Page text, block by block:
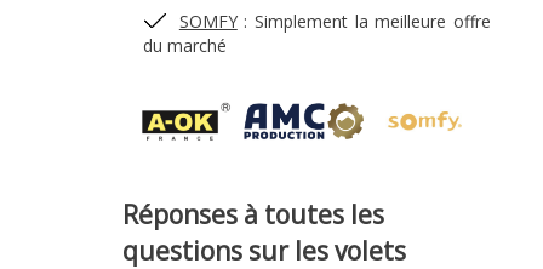
SOMFY: Simplement la meilleure offre
du marché
Réponses à toutes les
questions sur les volets